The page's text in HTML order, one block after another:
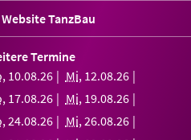
Website TanzBau
Termine
, 10.08.26 Mi, 12.08.26
, 17.08.26 Mi, 19.08.26
,24.08.26 Mi,26.08.26